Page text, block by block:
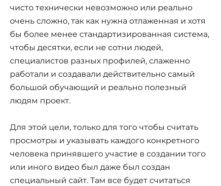
чисто технически невозможно или реально
очень сложно, так как нужна отлаженная и хотя
бы более менее стандартизированная система,
чтобы десятки, если не сотни людей,
специалистов разных профилей, слаженно
работали и создавали действительно самый
большой обучающий и реально полезный
людям проект.
Для этой цели, только для того чтобы считать
просмотры и указывать каждого конкретного
человека принявшего участие в создании того
или иного видео был даже был создан
специальный сайт. Там все будет считаться